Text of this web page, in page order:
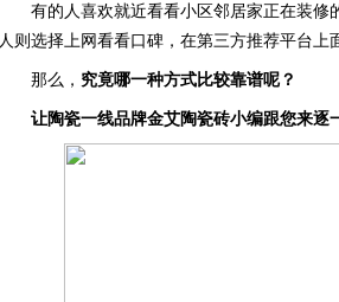
有的人喜欢就近看看小区邻居家正在装
人则选择上网看看口碑，在第三方推荐平台上
那么， 究竟哪一种方式比较靠谱呢？
让陶瓷一线品牌金艾陶瓷砖小编跟您来逐